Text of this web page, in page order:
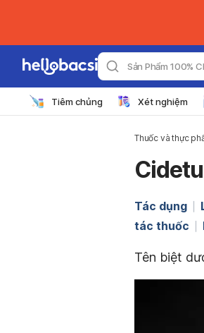
Sản Phẩm 100%
Tiêm chủng Xét nghiệm
Thuốc và thực
Tác dụng
tác thuốc
Tên biệt